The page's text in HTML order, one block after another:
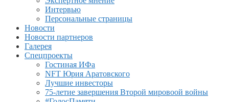
Интервью
Персональные страницы
Новости
Новости партнеров
Галерея
Спецпроекты
Гостиная ИФа
NFT Юрия Аратовского
Лучшие инвесторы
75-летие завершения Второй мировоой войны